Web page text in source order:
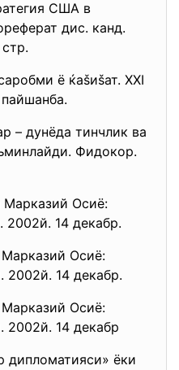
США в
дис. канд.
ё ќаšиšат. ХХI
– дунёда тинчлик ва
Фидокор.
Осиё:
2002й. 14 декабр.
Осиё:
2002й. 14 декабр.
Осиё:
2002й. 14 декабр
ёки